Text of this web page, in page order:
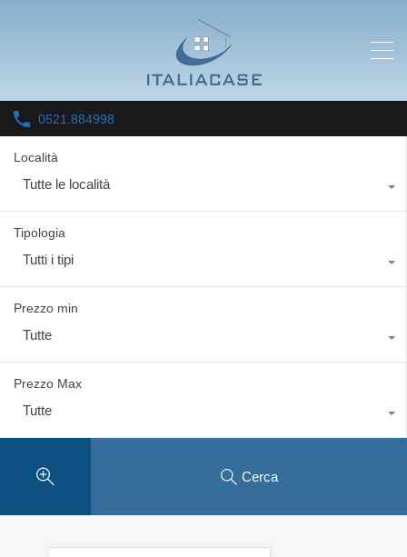
0521.884998
Località
Tutte le località
Tipologia
Tutti i tipi
Prezzo min
Tutte
Prezzo Max
Tutte
Cerca